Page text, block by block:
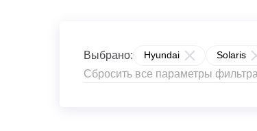
Выбрано: Hyundai Solaris
Сбросить все параметры фильтра